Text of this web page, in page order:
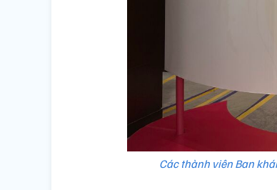
Các thành viên Ban